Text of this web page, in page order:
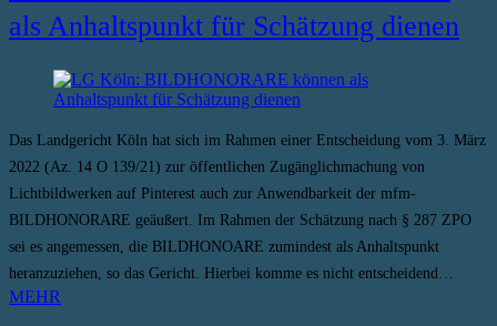
als Anhaltspunkt für Schätzung dienen
Das Landgericht Köln hat sich im Rahmen einer Entscheidung vom 3. März
2022 (Az. 14 O 139/21) zur öffentlichen Zugänglichmachung von
Lichtbildwerken auf Pinterest auch zur Anwendbarkeit der mfm-
BILDHONORARE geäußert. Im Rahmen der Schätzung nach § 287 ZPO
sei es angemessen, die BILDHONOARE zumindest als Anhaltspunkt
heranzuziehen, so das Gericht. Hierbei komme es nicht entscheidend…
MEHR